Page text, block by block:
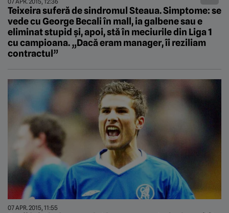
Teixeira suferă de sindromul Steaua. Simptome: se
vede cu George Becali în mall, ia galbene sau e
eliminat stupid și, apoi, stă în meciurile din Liga 1
cu campioana. „Dacă eram manager, îi reziliam
contractul”
07 APR. 2015, 11:55